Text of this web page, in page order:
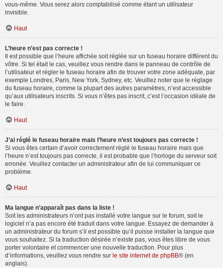
vous-même. Vous serez alors comptabilisé comme étant un utilisateur
invisible.
Haut
L’heure n’est pas correcte !
Il est possible que l’heure affichée soit réglée sur un fuseau horaire différent du
vôtre. Si tel était le cas, veuillez vous rendre dans le panneau de contrôle de
l’utilisateur et régler le fuseau horaire afin de trouver votre zone adéquate, par
exemple Londres, Paris, New York, Sydney, etc. Veuillez noter que le réglage
du fuseau horaire, comme la plupart des autres paramètres, n’est accessible
qu’aux utilisateurs inscrits. Si vous n’êtes pas inscrit, c’est l’occasion idéale de
le faire.
Haut
J’ai réglé le fuseau horaire mais l’heure n’est toujours pas correcte !
Si vous êtes certain d’avoir correctement réglé le fuseau horaire mais que
l’heure n’est toujours pas correcte, il est probable que l’horloge du serveur soit
erronée. Veuillez contacter un administrateur afin de lui communiquer ce
problème.
Haut
Ma langue n’apparaît pas dans la liste !
Soit les administrateurs n’ont pas installé votre langue sur le forum, soit le
logiciel n’a pas encore été traduit dans votre langue. Essayez de demander à
un administrateur du forum s’il est possible qu’il puisse installer la langue que
vous souhaitez. Si la traduction désirée n’existe pas, vous êtes libre de vous
porter volontaire et commencer une nouvelle traduction. Pour plus
d’informations, veuillez vous rendre sur le site internet de phpBB® (en
anglais).